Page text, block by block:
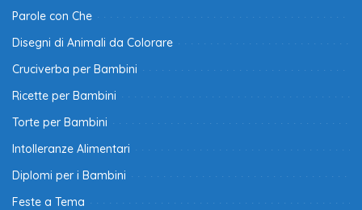
Parole con Che
Disegni di Animali da Colorare
Cruciverba per Bambini
Ricette per Bambini
Torte per Bambini
Intolleranze Alimentari
Diplomi per i Bambini
Feste a Tema